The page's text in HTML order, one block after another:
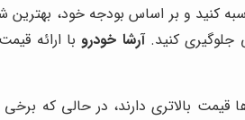
کنید و بر اساس بودجه خود، بهترین
جلوگیری کنید.آرشا خودروبا ارائه
بالاتری دارند، در حالی که برخی